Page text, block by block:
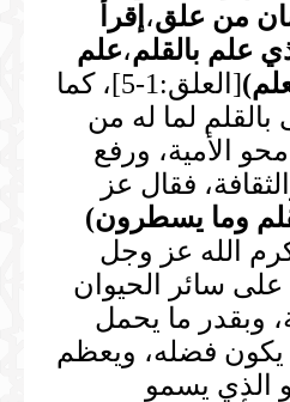
من علق، إقرأ
علم بالقلم،علم
)
[العلق:1-5]، كما
بالقلم لما له من
الأمية، ورفع
فقال عز
وما يسطرون)
وقد كرم الله عز وجل
على سائر الحيوان
وبقدر ما يحمل
يكون فضله، ويعظم
الذي يسمو